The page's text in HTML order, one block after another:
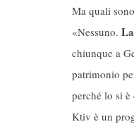
Ma quali
«Nessuno.
chiunque a
patrimonio
perché lo si
Ktiv è un